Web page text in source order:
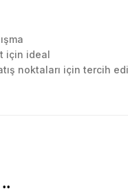
için ideal
noktaları için tercih